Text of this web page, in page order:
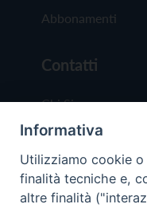
Abbonamenti
Contatti
Chi Siamo
Redazione
Scrivici
Informativa
Utilizziamo cookie
finalità tecniche e,
altre finalità